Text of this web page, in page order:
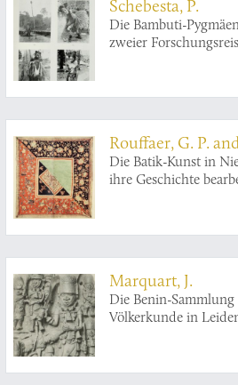
Schebesta, P.
Die Bambuti-
zweier
Rouffaer, G. P.
Die Batik-Kunst in
ihre Geschichte
öffentlichen wie
Niederlanden
materiaal aanwezig in
Museum en andere
verzamelingen in
Marquart, J.
Die Benin-
Völkerkunde in
Handelswege und
Nordafrika.